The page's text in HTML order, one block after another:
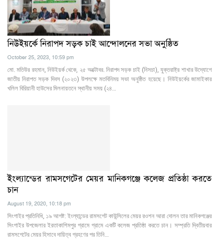
নিউইয়র্কে নিরাপদ সড়ক চাই আন্দোলনের সভা অনুষ্ঠিত
October 25, 2023, 10:59 pm
মো. মতিউর রহমান, নিউইয়র্ক থেকে, ২৫ অক্টোবর. নিরাপদ সড়ক চাই (নিসচা), যুক্তরাষ্ট্র শাখার উদ্যোগে
জাতীয় নিরাপত সড়ক দিবস (২০২৩) উপলক্ষে মতবিনিময় সভা অনুষ্ঠিত হয়েছে। নিউইয়র্কের জামাইকার
খলিল বিরিয়ানী হাউসের মিলনায়তনে স্থানীয় সময় (২৪…
ইংল্যান্ডের রামসগেটের মেয়র মানিকগঞ্জে কলেজ প্রতিষ্ঠা করতে
চান
August 19, 2020, 10:18 pm
সিংগাইর প্রতিনিধি, ১৯ আগষ্ট: ইংল্যান্ডের রামসগেট কাউন্সিলের মেয়র রওশন আরা দোলন তার মানিকগঞ্জের
সিংগাইর উপজেলার ইরতাকাশিমপুর গ্রামে গ্রামে একটি কলেজ প্রতিষ্ঠা করতে চান। সম্প্রতি দ্বিতীয়বার
রামসগেটের মেয়র হিসাবে দায়িত্ব গ্রহণের পর তিনি…